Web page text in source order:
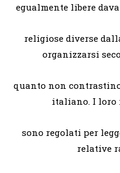
egualmente libere
religiose diverse
organizzarsi
quanto non
italiano. I loro
sono regolati per
relative